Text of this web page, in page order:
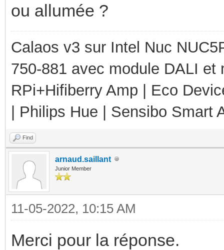
ou allumée ?
Calaos v3 sur Intel Nuc
750-881 avec module DALI
RPi+Hifiberry Amp | Eco
| Philips Hue | Sensibo Smart
Find
arnaud.saillant
Junior Member
11-05-2022, 10:15 AM
Merci pour la réponse.